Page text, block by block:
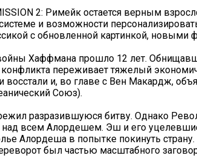
2: Римейк остается верным
и возможности
с обновленной картинкой, новыми
Хаффмана прошло 12 лет.
конфликта переживает тяжелый
восстали и, во главе с Вен Макардж,
Союз).
разразившуюся битву. Однако
над всем Алордешем. Эш и его
Алордеша в попытке покинуть
был частью масштабного